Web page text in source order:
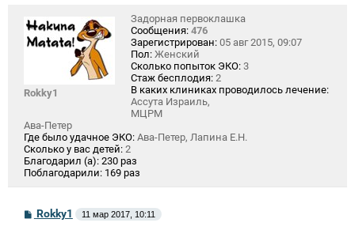
Rokky1
Задорная первоклашка
Сообщения: 476
Зарегистрирован: 05 авг 2015, 09:07
Пол: Женский
Сколько попыток ЭКО: 3
Стаж бесплодия: 2
В каких клиниках проводилось лечение:
Ассута Израиль,
МЦРМ
Ава-Петер
Где было удачное ЭКО: Ава-Петер, Лапина Е.Н.
Сколько у вас детей: 2
Благодарил (а): 230 раз
Поблагодарили: 169 раз
С
о
Rokky1 11 мар 2017, 10:11